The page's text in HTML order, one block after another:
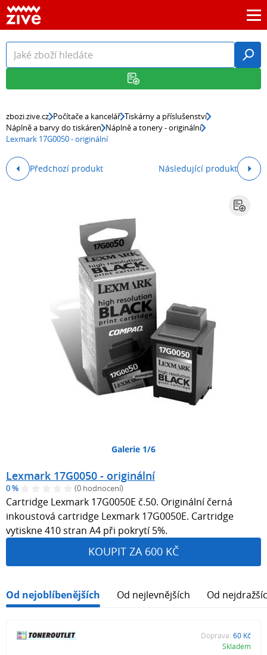
zbozi.zive.cz Počítače a kancelář Tiskárny a příslušenství
Náplně a barvy do tiskáren Náplně a tonery - originální
Lexmark 17G0050 - originální
Předchozí produkt Následující produkt
Galerie 1/6
Lexmark 17G0050 - originální
0 % (0 hodnocení)
Cartridge Lexmark 17G0050E č.50. Originální černá
inkoustová cartridge Lexmark 17G0050E. Cartridge
vytiskne 410 stran A4 při pokrytí 5%.
KOUPIT ZA 600 KČ
Od nejoblíbenějších Od nejlevnějších Od
Doprava: 60 Kč
Skladem